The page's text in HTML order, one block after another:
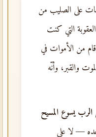
على الصليب من
التي كنت
من الأموات في
والقبر، وأنّه
الرب يسوع المسيح
— لا على